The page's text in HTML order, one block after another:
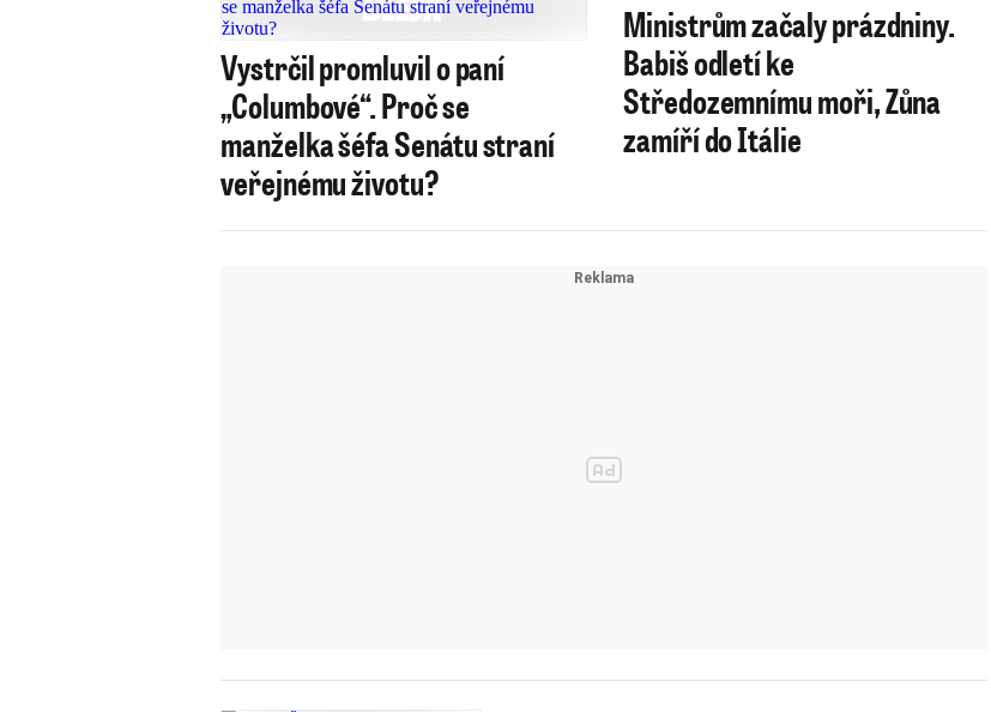
Vystrčil promluvil o paní
„Columbové“. Proč se
manželka šéfa Senátu straní
veřejnému životu?
Ministrům začaly prázdniny.
Babiš odletí ke
Středozemnímu moři, Zůna
zamíří do Itálie